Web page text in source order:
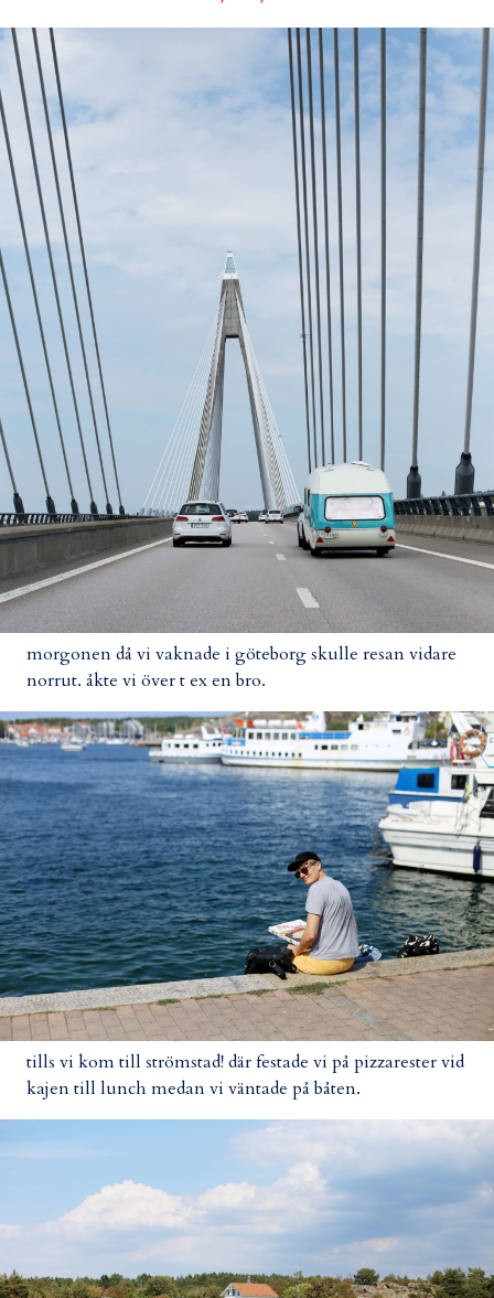
morgonen då vi vaknade i göteborg skulle resan vidare
norrut. åkte vi över t ex en bro.
tills vi kom till strömstad! där festade vi på pizzarester vid
kajen till lunch medan vi väntade på båten.